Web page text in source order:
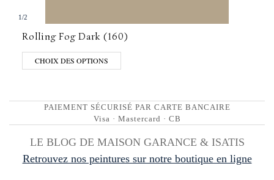
1/2
Rolling Fog Dark (160)
CHOIX DES OPTIONS
PAIEMENT SÉCURISÉ PAR CARTE BANCAIRE
Visa · Mastercard · CB
LE BLOG DE MAISON GARANCE & ISATIS
Retrouvez nos peintures sur notre boutique en ligne